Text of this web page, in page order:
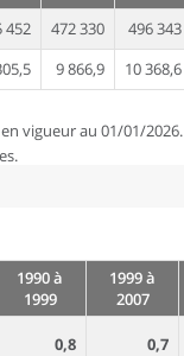
452 472 330 496 343
9 866,9 10 368,6
vigueur au 01/01/2026.
1990 à
1999
1999 à
2007
0,8 0,7